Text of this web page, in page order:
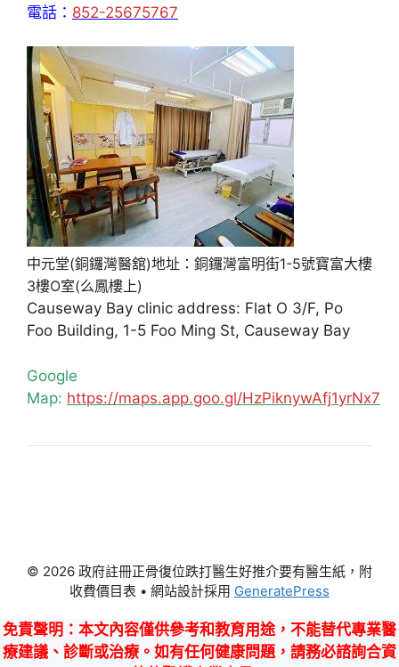
電話： 852-25675767
中元堂(銅鑼灣醫舘)地址：銅鑼灣富明街1-5號寶富大樓
3樓O室(么鳳樓上)
Causeway Bay clinic address: Flat O 3/F, Po
Foo Building, 1-5 Foo Ming St, Causeway Bay
Google
Map: https://maps.app.goo.gl/HzPiknywAfj1yrNx7
© 2026 政府註冊正骨復位跌打醫生好推介要有醫生紙，附
收費價目表 • 網站設計採用 GeneratePress
免責聲明 ：本文內容僅供參考和教育用途，不能替代專業醫
療建議、診斷或治療。如有任何健康問題，請務必諮詢合資